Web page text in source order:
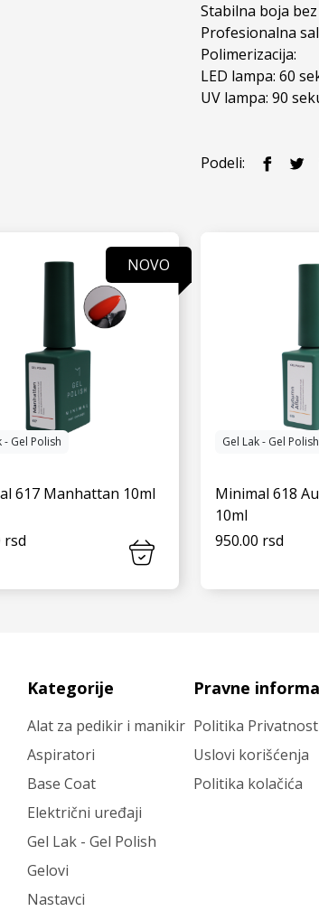
Stabilna boja
Profesionalna
Polimerizacija:
LED lampa: 60
UV lampa: 90
Podeli:
NOVO
VIDI JOŠ
- Gel Polish
617 Manhattan 10ml
rsd
Gel Lak - Gel Polish
Minimal 618
10ml
950.00 rsd
Kategorije
Alat za pedikir i manikir
Aspiratori
Base Coat
Električni uređaji
Gel Lak - Gel Polish
Gelovi
Nastavci
Pravne
Politika
Uslovi korišćenja
Politika kolačića